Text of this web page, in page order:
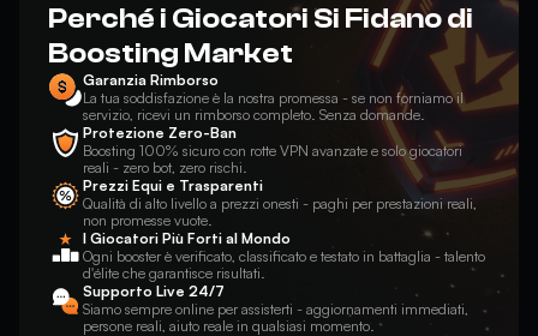
Perché i Giocatori Si Fidano di
Boosting Market
Garanzia Rimborso
La tua soddisfazione è la nostra promessa - se non forniamo il
servizio, ricevi un rimborso completo. Senza domande.
Protezione Zero-Ban
Boosting 100% sicuro con rotte VPN avanzate e solo giocatori
reali - zero bot, zero rischi.
Prezzi Equi e Trasparenti
Qualità di alto livello a prezzi onesti - paghi per prestazioni reali,
non promesse vuote.
I Giocatori Più Forti al Mondo
Ogni booster è verificato, classificato e testato in battaglia - talento
d'élite che garantisce risultati.
Supporto Live 24/7
Siamo sempre online per assisterti - aggiornamenti immediati,
persone reali, aiuto reale in qualsiasi momento.